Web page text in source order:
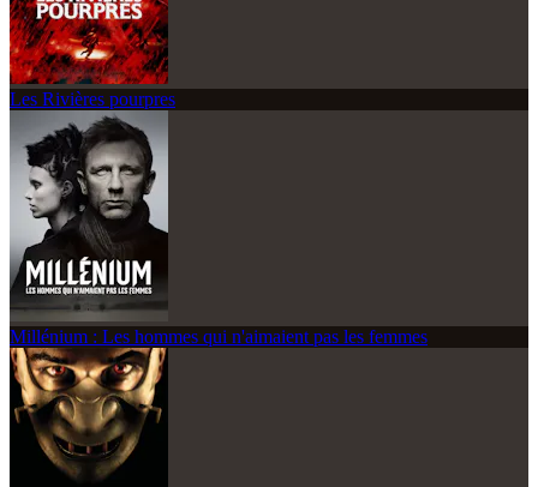
Les Rivières pourpres
Millénium : Les hommes qui n'aimaient pas les femmes